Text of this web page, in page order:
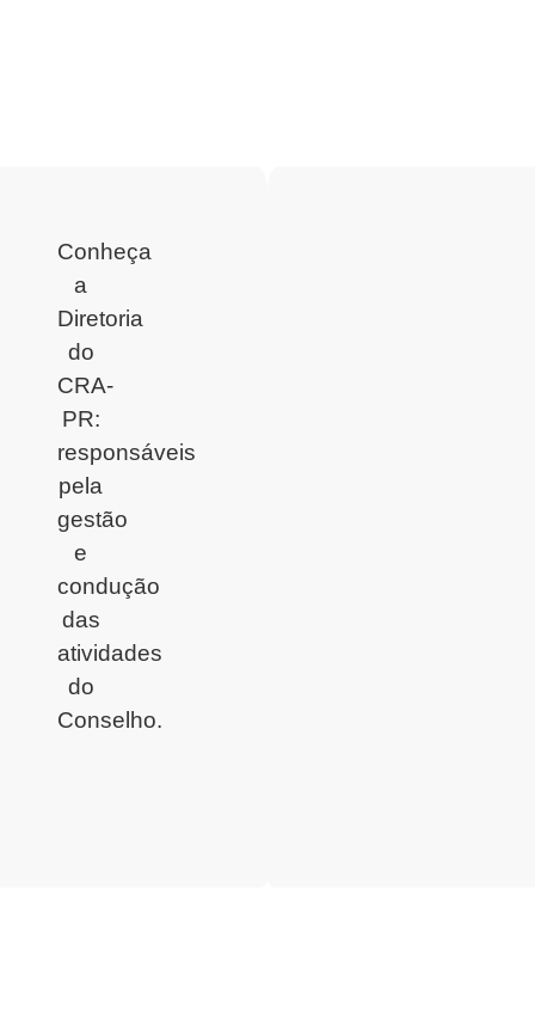
Conheça
a
Diretoria
do
CRA-
PR:
responsáveis
pela
gestão
e
condução
das
atividades
do
Conselho.